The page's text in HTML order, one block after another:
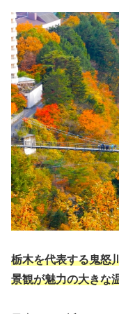
栃木を代表する鬼怒
景観が魅力の大きな